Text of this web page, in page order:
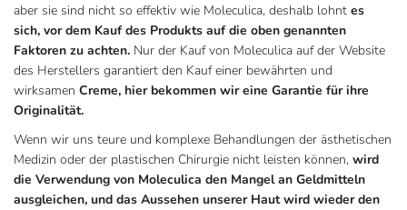
aber sie sind nicht so effektiv wie Moleculica, deshalb lohnt es
sich, vor dem Kauf des Produkts auf die oben genannten
Faktoren zu achten. Nur der Kauf von Moleculica auf der Website
des Herstellers garantiert den Kauf einer bewährten und
wirksamen Creme, hier bekommen wir eine Garantie für ihre
Originalität.
Wenn wir uns teure und komplexe Behandlungen der ästhetischen
Medizin oder der plastischen Chirurgie nicht leisten können, wird
die Verwendung von Moleculica den Mangel an Geldmitteln
ausgleichen, und das Aussehen unserer Haut wird wieder den